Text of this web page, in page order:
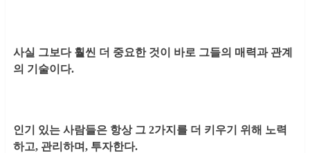
사실 그보다 훨씬 더 중요한 것이 바로 그들의 매력과 관계
의 기술이다.
인기 있는 사람들은 항상 그 2가지를 더 키우기 위해 노력
하고, 관리하며, 투자한다.